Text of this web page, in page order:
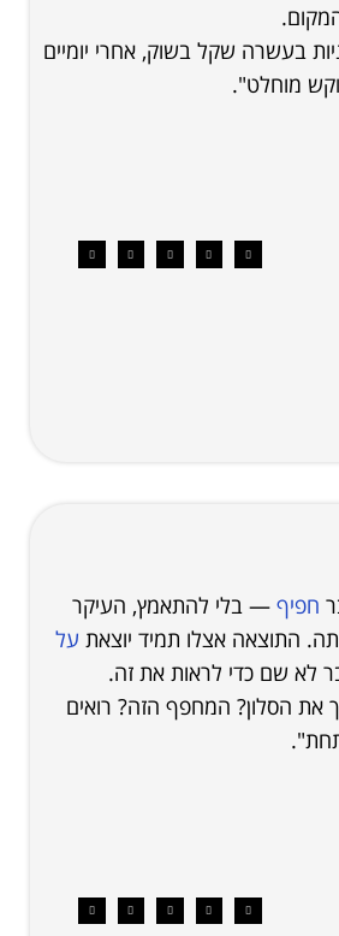
בעשרה שקל בשוק, אחרי יומיים
מוחלט".
חפיף — בלי להתאמץ, העיקר
התוצאה אצלו תמיד יוצאת על
לא שם כדי לראות את זה.
את הסלון? המחפף הזה? רואים